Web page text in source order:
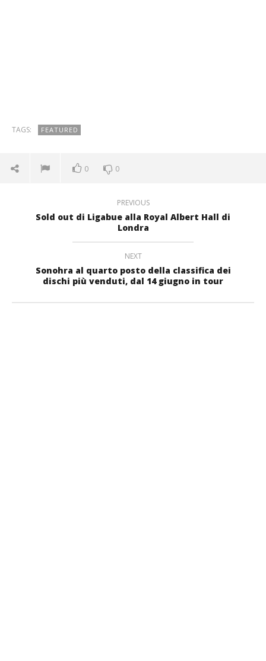
TAGS: FEATURED
0 0
PREVIOUS
Sold out di Ligabue alla Royal Albert Hall di
Londra
NEXT
Sonohra al quarto posto della classifica dei
dischi più venduti, dal 14 giugno in tour